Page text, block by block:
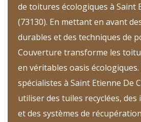
de toitures écologiques à Saint
(73130). En mettant en avant
durables et des techniques de
Couverture transforme les
en véritables oasis
spécialistes à Saint Etienne De
utiliser des tuiles recyclées,
et des systèmes de